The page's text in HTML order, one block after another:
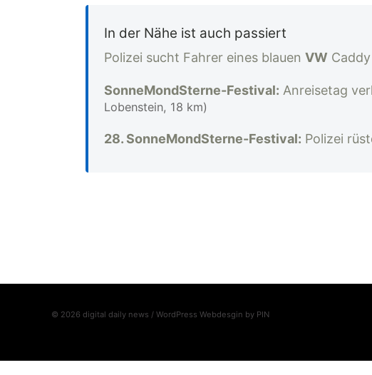
In der Nähe ist auch passiert
Polizei sucht Fahrer eines blauen VW
SonneMondSterne-Festival: Anreisetag
Lobenstein, 18 km)
28. SonneMondSterne-Festival: Polizei
© 2026 digital daily news / WordPress Webdesgin by PIN